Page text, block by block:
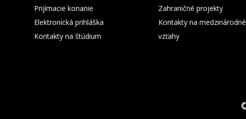
Prijímacie konanie
Elektronická prihláška
Kontakty na štúdium
Zahraničné projekty
Kontakty na medzinárodné
vzťahy